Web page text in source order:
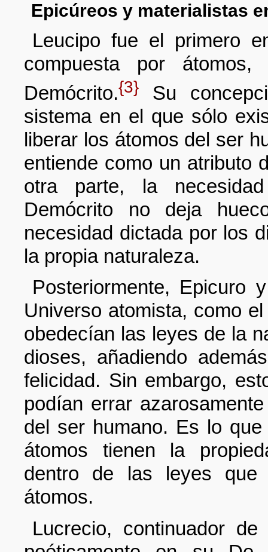
Epicúreos y materialistas
Leucipo fue el primero
compuesta por
Demócrito.{3} Su
sistema en el que sólo
liberar los átomos del ser
entiende como un atributo
otra parte, la
Demócrito no deja
necesidad dictada por los
la propia naturaleza.
Posteriormente, Epicuro
Universo atomista, como
obedecían las leyes de la
dioses, añadiendo
felicidad. Sin embargo,
podían errar
del ser humano. Es lo
átomos tienen la
dentro de las leyes que
átomos.
Lucrecio, continuador